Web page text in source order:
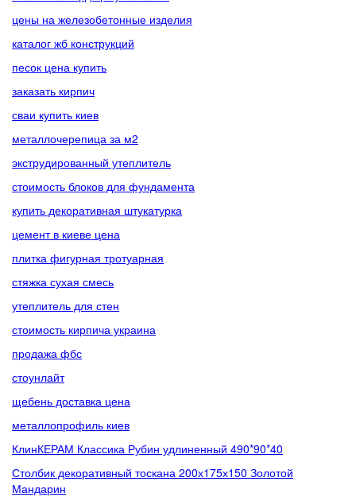
цены на железобетонные изделия
каталог жб конструкций
песок цена купить
заказать кирпич
сваи купить киев
металлочерепица за м2
экструдированный утеплитель
стоимость блоков для фундамента
купить декоративная штукатурка
цемент в киеве цена
плитка фигурная тротуарная
стяжка сухая смесь
утеплитель для стен
стоимость кирпича украина
продажа фбс
стоунлайт
щебень доставка цена
металлопрофиль киев
КлинКЕРАМ Классика Рубин удлиненный 490*90*40
Столбик декоративный тоскана 200х175х150 Золотой
Мандарин